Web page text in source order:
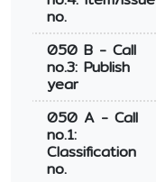
no.
050 B - Call
no.3: Publish
year
050 A - Call
no.1:
Classification
no.